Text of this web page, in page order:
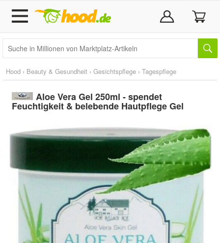
Hood › Beauty & Gesundheit › Gesichtspflege › Tagespflege
Aloe Vera Gel 250ml - spendet
Feuchtigkeit & belebende Hautpflege Gel